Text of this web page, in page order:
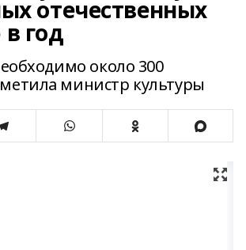
отечественных
год
около 300
министр культуры